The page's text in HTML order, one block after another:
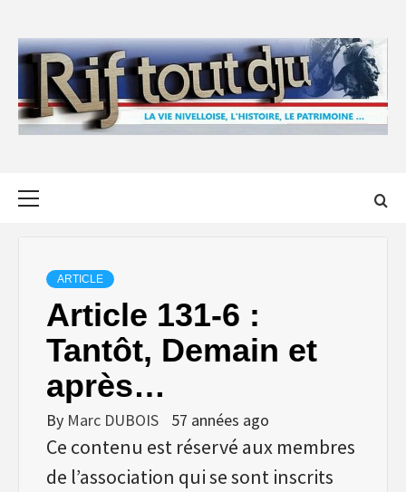
content
ARTICLE
Article 131-6 :
Tantôt, Demain et
après…
By Marc DUBOIS 57 années ago
Ce contenu est réservé aux membres
de l’association qui se sont inscrits